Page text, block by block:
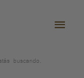
buscando.